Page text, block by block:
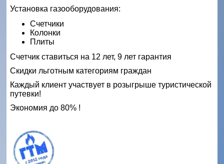
Установка газооборудования:
Счетчики
Колонки
Плиты
Счетчик ставиться на 12 лет, 9 лет гарантия
Скидки льготным категориям граждан
Каждый клиент участвует в розыгрыше туристической
путевки!
Экономия до 80% !